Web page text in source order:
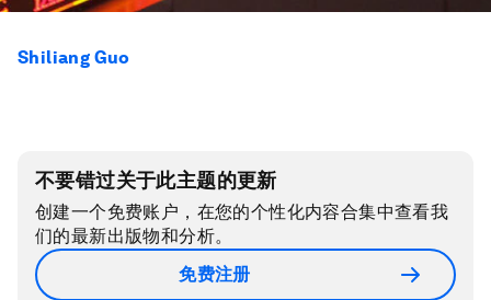
Shiliang Guo
不要错过关于此主题的更新
创建一个免费账户，在您的个性化内容合集中查看我
们的最新出版物和分析。
免费注册